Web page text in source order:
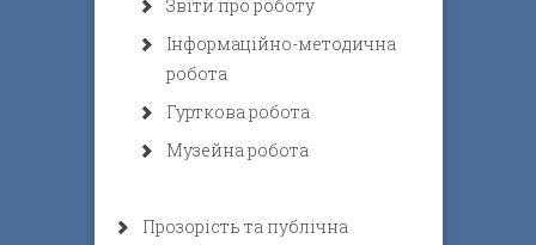
Звіти про роботу
Інформаційно-методична
робота
Гурткова робота
Музейна робота
Прозорість та публічна